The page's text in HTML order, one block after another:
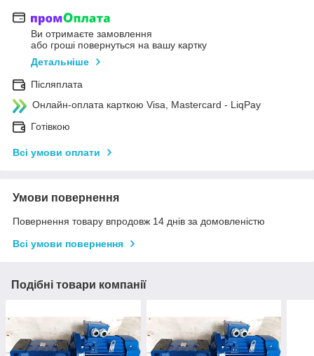
Ви отримаєте замовлення
або гроші повернуться на вашу картку
Детальніше
Післяплата
Онлайн-оплата карткою Visa, Mastercard - LiqPay
Готівкою
Всі умови оплати
Умови повернення
Повернення товару впродовж 14 днів за домовленістю
Всі умови повернення
Подібні товари компанії